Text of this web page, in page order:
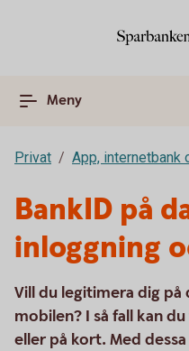
Meny
Privat App, internetbank
BankID på
inloggning
Vill du legitimera dig
mobilen? I så fall kan
eller på kort. Med